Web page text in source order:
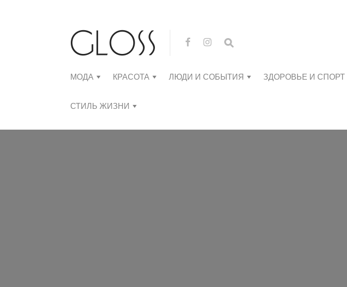
МОДА КРАСОТА ЛЮДИ И СОБЫТИЯ ЗДОРОВЬЕ И СПОРТ
СТИЛЬ ЖИЗНИ